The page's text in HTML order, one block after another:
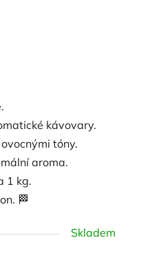
kávovary.
tóny.
aroma.
1 kg.
🏁
Skladem